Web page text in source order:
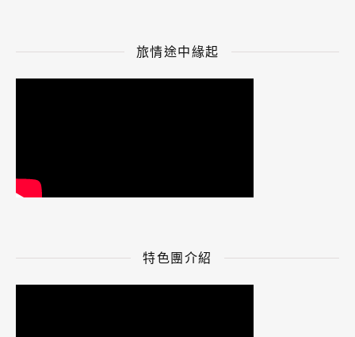
旅情途中緣起
特色團介紹